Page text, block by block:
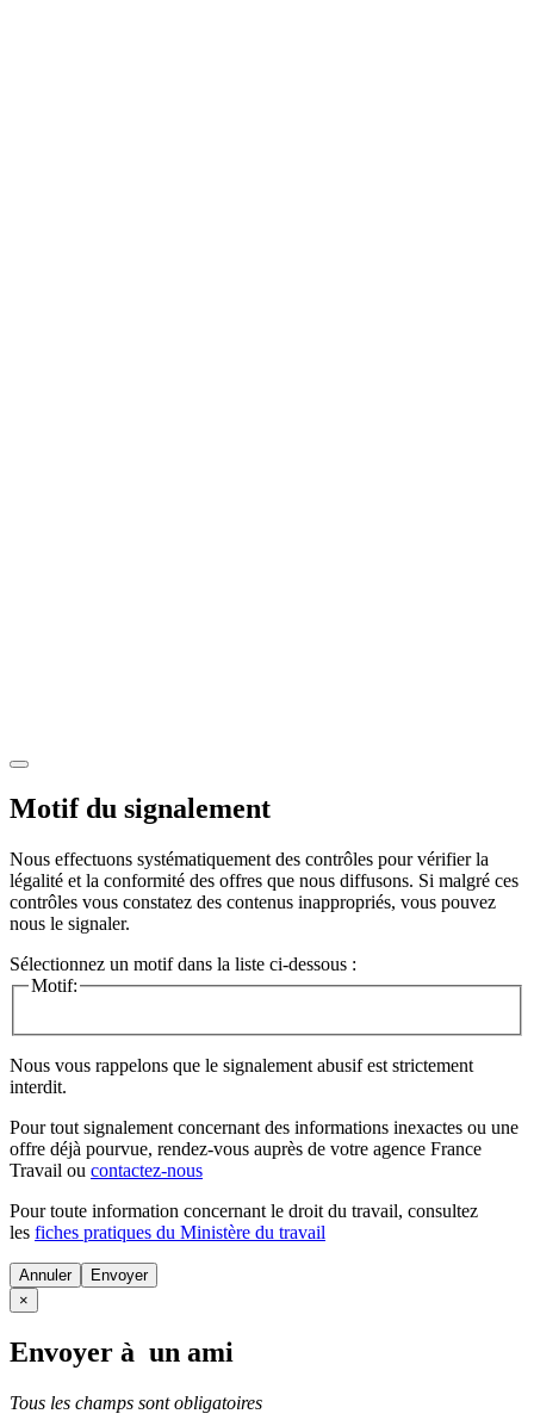
Motif du signalement
Nous effectuons systématiquement des contrôles pour vérifier la
légalité et la conformité des offres que nous diffusons. Si malgré ces
contrôles vous constatez des contenus inappropriés, vous pouvez
nous le signaler.
Sélectionnez un motif dans la liste ci-dessous :
Motif:
Nous vous rappelons que le signalement abusif est strictement
interdit.
Pour tout signalement concernant des informations inexactes ou une
offre déjà pourvue, rendez-vous auprès de votre agence France
Travail ou contactez-nous
Pour toute information concernant le droit du travail, consultez
les fiches pratiques du Ministère du travail
Annuler
×
Envoyer à un ami
Tous les champs sont obligatoires